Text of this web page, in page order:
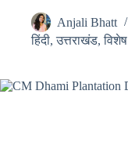
Anjali Bhatt
हिंदी,उत्तराखंड,विशेष